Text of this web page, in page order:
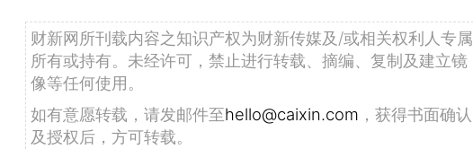
财新网所刊载内容之知识产权为财新传媒及/或相关权利人专属
所有或持有。未经许可，禁止进行转载、摘编、复制及建立镜
像等任何使用。
如有意愿转载，请发邮件至hello@caixin.com ，获得书面确认
及授权后，方可转载。